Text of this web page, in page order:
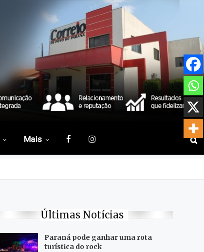
Mais
Últimas Notícias
Paraná pode ganhar uma rota
turística do rock